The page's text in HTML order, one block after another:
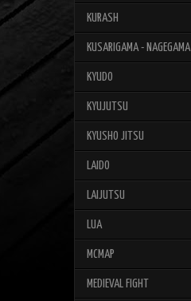
KURASH
KUSARIGAMA - NAGEGAMA
KYUDO
KYUJUTSU
KYUSHO JITSU
LAIDO
LAIJUTSU
LUA
MCMAP
MEDIEVAL FIGHT